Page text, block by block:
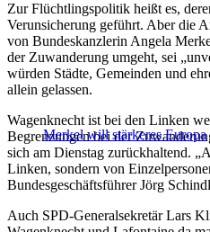
Zur Flüchtlingspolitik heißt es,
Verunsicherung geführt. Aber die
von Bundeskanzlerin Angela
der Zuwanderung umgeht, sei
würden Städte, Gemeinden und
allein gelassen.
Merkel will stärkeres Europa
Wagenknecht ist bei den Linken
Begrenzungen bei der
sich am Dienstag zurückhaltend.
Linken, sondern von
Bundesgeschäftsführer Jörg
Auch SPD-Generalsekretär Lars